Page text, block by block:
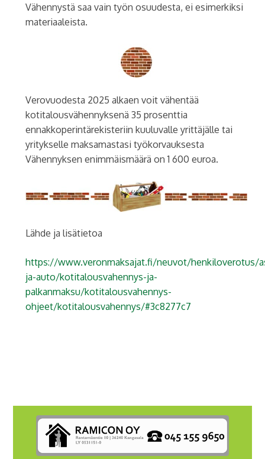
Vähennystä saa vain työn osuudesta, ei esimerkiksi
materiaaleista.
Verovuodesta 2025 alkaen voit vähentää
kotitalousvähennyksenä 35 prosenttia
ennakkoperintärekisteriin kuuluvalle yrittäjälle tai
yritykselle maksamastasi työkorvauksesta
Vähennyksen enimmäismäärä on 1 600 euroa.
Lähde ja lisätietoa
https://www.veronmaksajat.fi/neuvot/henkiloverotus/
ja-auto/kotitalousvahennys-ja-
palkanmaksu/kotitalousvahennys-
ohjeet/kotitalousvahennys/#3c8277c7